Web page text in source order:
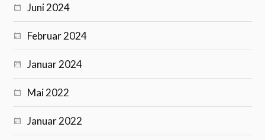
Juni 2024
Februar 2024
Januar 2024
Mai 2022
Januar 2022